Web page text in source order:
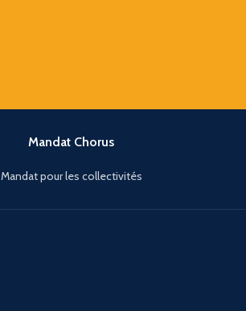
Mandat Chorus
Mandat pour les collectivités